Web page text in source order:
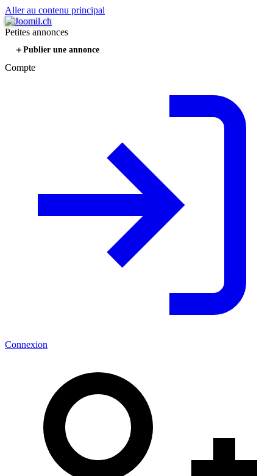
Aller au contenu principal
Petites annonces
Publier une annonce
Compte
Connexion